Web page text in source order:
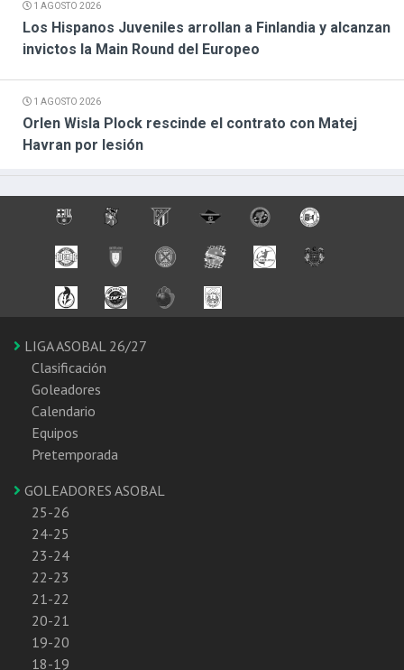
1 AGOSTO 2026
Los Hispanos Juveniles arrollan a Finlandia y alcanzan
invictos la Main Round del Europeo
1 AGOSTO 2026
Orlen Wisla Plock rescinde el contrato con Matej
Havran por lesión
LIGA ASOBAL 26/27
Clasificación
Goleadores
Calendario
Equipos
Pretemporada
GOLEADORES ASOBAL
25-26
24-25
23-24
22-23
21-22
20-21
19-20
18-19